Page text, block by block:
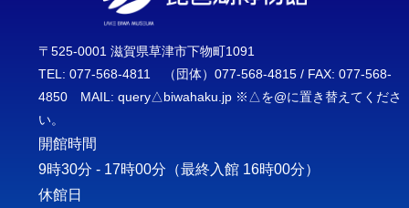
〒525-0001 滋賀県草津市下物町1091
TEL: 077-568-4811 （団体）077-568-4815 / FAX: 077-568-
4850 MAIL: query△biwahaku.jp ※△を@に置き替えてくださ
い。
開館時間
9時30分 - 17時00分 （最終入館 16時00分）
休館日